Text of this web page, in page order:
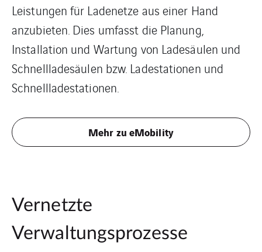
Leistungen für Ladenetze aus einer Hand
anzubieten. Dies umfasst die Planung,
Installation und Wartung von Ladesäulen und
Schnellladesäulen bzw. Ladestationen und
Schnellladestationen.
Mehr zu eMobility
Vernetzte
Verwaltungsprozesse